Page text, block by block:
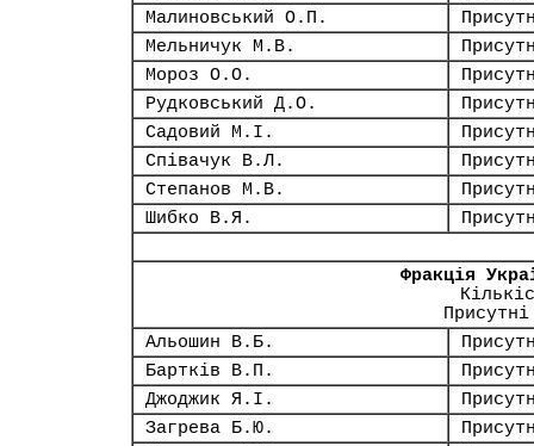
Малиновський О.П.
Мельничук М.В.
Мороз О.О.
Рудковський Д.О.
Садовий М.І.
Співачук В.Л.
Степанов М.В.
Шибко В.Я.
Фракція
Альошин В.Б.
Бартків В.П.
Джоджик Я.І.
Загрева Б.Ю.